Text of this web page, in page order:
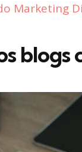
Marketing